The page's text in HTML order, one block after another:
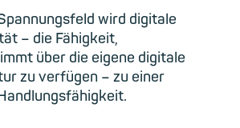
wird digitale
– die Fähigkeit,
über die eigene digitale
zu verfügen – zu einer